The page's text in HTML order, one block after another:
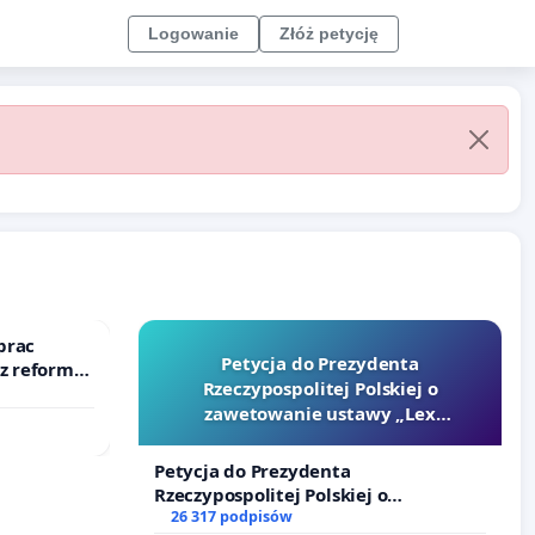
Logowanie Złóż petycję
reformą
Petycja do Prezydenta
Rzeczypospolitej Polskiej o
zawetowanie ustawy „Lex
Petycja do Prezydenta
Rzeczypospolitej Polskiej o
zawetowanie ustawy „Lex Szarlatan”
26 317 podpisów